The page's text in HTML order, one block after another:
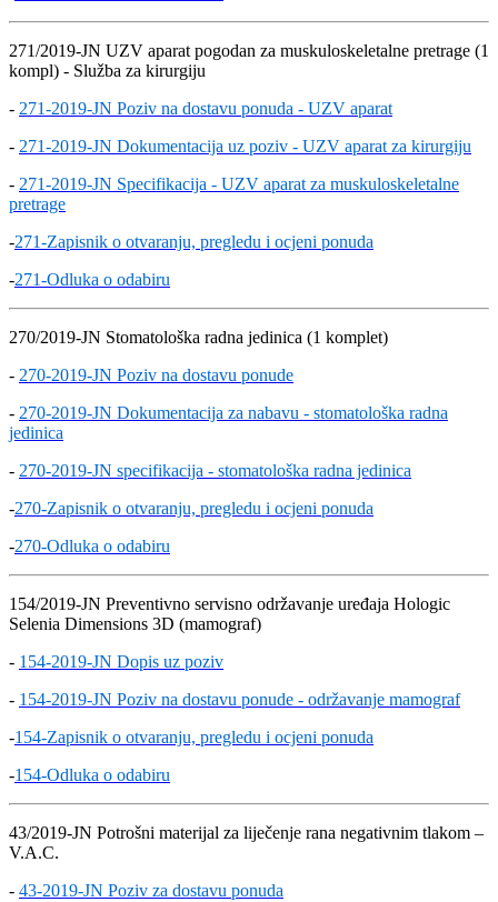
271/2019-JN UZV aparat pogodan za muskuloskeletalne pretrage (1
kompl) - Služba za kirurgiju
- 271-2019-JN Poziv na dostavu ponuda - UZV aparat
- 271-2019-JN Dokumentacija uz poziv - UZV aparat za kirurgiju
- 271-2019-JN Specifikacija - UZV aparat za muskuloskeletalne
pretrage
-271-Zapisnik o otvaranju, pregledu i ocjeni ponuda
-271-Odluka o odabiru
270/2019-JN Stomatološka radna jedinica (1 komplet)
- 270-2019-JN Poziv na dostavu ponude
- 270-2019-JN Dokumentacija za nabavu - stomatološka radna
jedinica
- 270-2019-JN specifikacija - stomatološka radna jedinica
-270-Zapisnik o otvaranju, pregledu i ocjeni ponuda
-270-Odluka o odabiru
154/2019-JN Preventivno servisno održavanje uređaja Hologic
Selenia Dimensions 3D (mamograf)
- 154-2019-JN Dopis uz poziv
- 154-2019-JN Poziv na dostavu ponude - održavanje mamograf
-154-Zapisnik o otvaranju, pregledu i ocjeni ponuda
-154-Odluka o odabiru
43/2019-JN Potrošni materijal za liječenje rana negativnim tlakom –
V.A.C.
- 43-2019-JN Poziv za dostavu ponuda